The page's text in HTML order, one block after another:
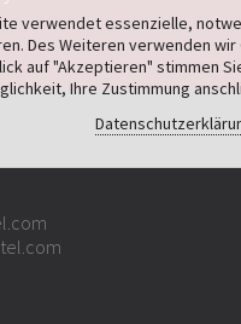
verwendet essenzielle,
Des Weiteren verwenden
auf "Akzeptieren" stimmen
Ihre Zustimmung